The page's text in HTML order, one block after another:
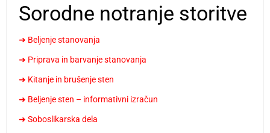
Sorodne notranje storitve
➜ Beljenje stanovanja
➜ Priprava in barvanje stanovanja
➜ Kitanje in brušenje sten
➜ Beljenje sten – informativni izračun
➜ Soboslikarska dela